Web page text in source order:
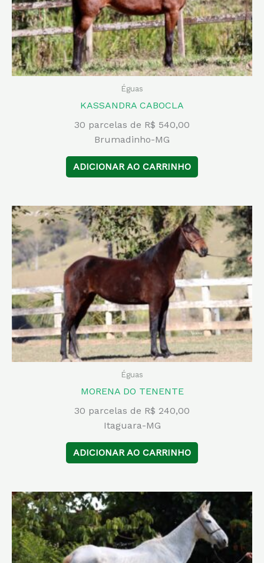
Éguas
KASSANDRA CABOCLA
30 parcelas de R$ 540,00
Brumadinho-MG
ADICIONAR AO CARRINHO
Éguas
MORENA DO TENENTE
30 parcelas de R$ 240,00
Itaguara-MG
ADICIONAR AO CARRINHO